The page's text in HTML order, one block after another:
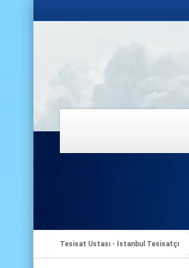
Tesisat Ustası - İstanbul Tesisatçı